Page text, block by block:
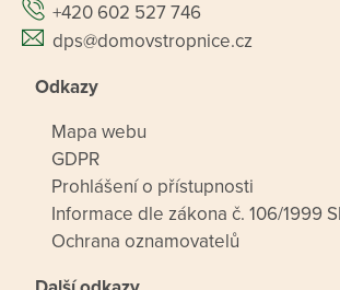
+420 602 527 746
dps@domovstropnice.cz
Odkazy
Mapa webu
GDPR
Prohlášení o přístupnosti
Informace dle zákona č. 106/1999
Ochrana oznamovatelů